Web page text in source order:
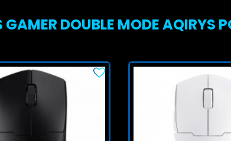
GAMER DOUBLE MODE AQIRYS